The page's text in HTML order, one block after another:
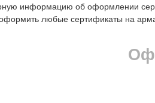
информацию об оформлении
любые сертификаты на